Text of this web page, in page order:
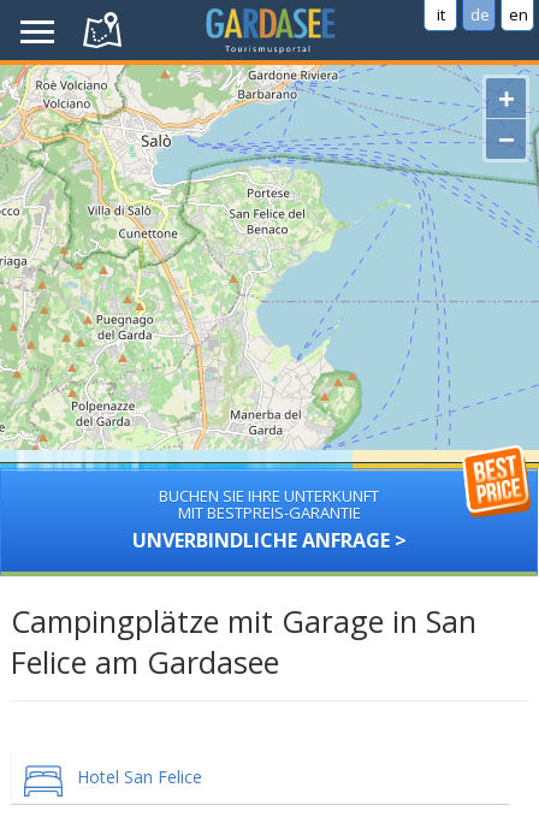
it de en
+
−
BUCHEN SIE IHRE UNTERKUNFT
MIT BESTPREIS-GARANTIE
UNVERBINDLICHE ANFRAGE >
Campingplätze mit Garage in San
Felice am Gardasee
Hotel San Felice